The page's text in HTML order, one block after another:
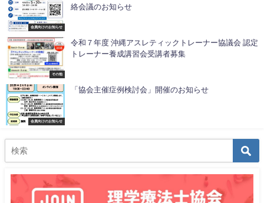
会員向けのお知らせ
絡会議のお知らせ
その他
令和７年度 沖縄アスレティックトレーナー協議会 認定
トレーナー養成講習会受講者募集
会員向けのお知らせ
「協会主催症例検討会」開催のお知らせ